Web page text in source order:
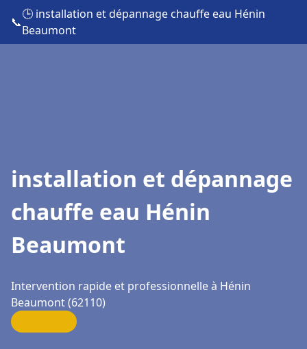
📞
🕒 installation et dépannage chauffe eau Hénin
Beaumont
installation et dépannage
chauffe eau Hénin
Beaumont
Intervention rapide et professionnelle à Hénin
Beaumont (62110)